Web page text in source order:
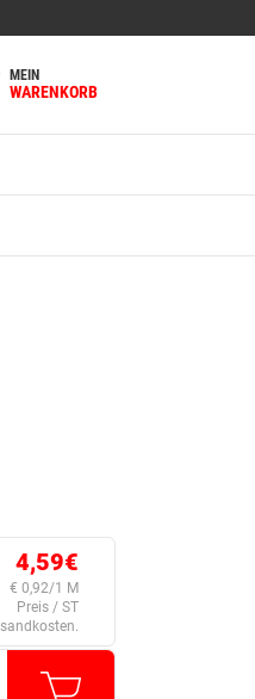
MEIN
WARENKORB
4,59€
€ 0,92/1 M
Preis / ST